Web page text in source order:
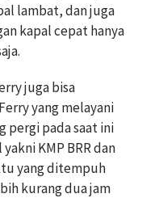
lambat, dan juga
kapal cepat hanya
juga bisa
yang melayani
pergi pada saat ini
KMP BRR dan
yang ditempuh
kurang dua jam